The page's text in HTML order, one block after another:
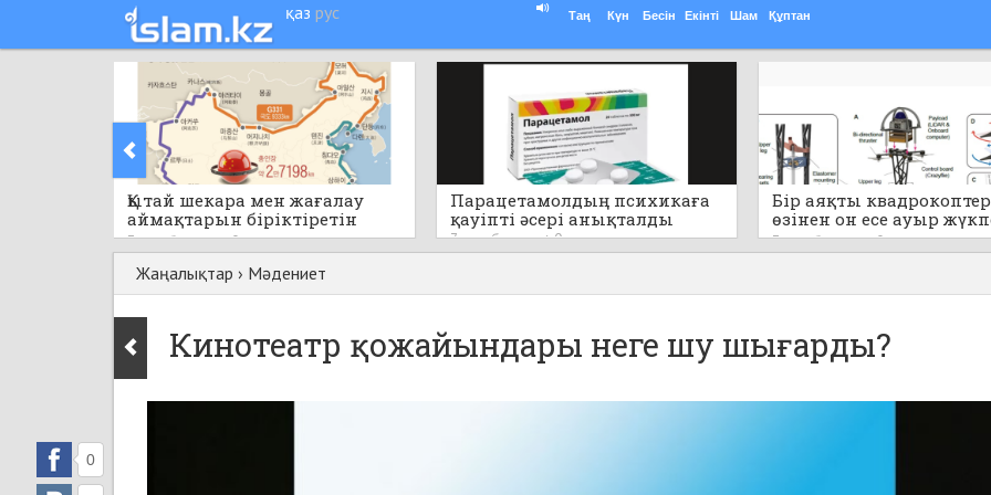
қаз рус Таң Күн Бесін Екінті Шам Құптан
Қытай шекара мен жағалау
аймақтарын біріктіретін
бірегей стратегиялық жобаны
қолға алады
7 сағат бұрын 0
Парацетамолдың психикаға
қауіпті әсері анықталды
7 сағат бұрын 0
Бір аяқты квадрокоптер
өзінен он есе ауыр
секіре алады (видео)
7 сағат бұрын 0
Жаңалықтар › Мәдениет
Кинотеатр қожайындары неге шу шығарды?
0